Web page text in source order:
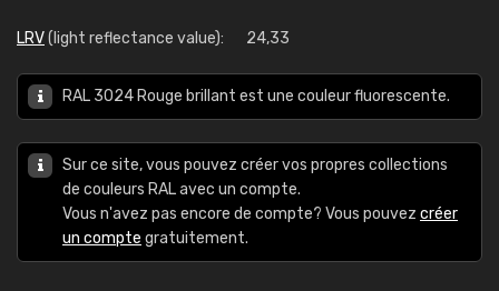
LRV(light reflectance value): 24,33
RAL 3024 Rouge brillant est une couleur fluorescente.
Sur ce site, vous pouvez créer vos propres collections
de couleurs RAL avec un compte.
Vous n'avez pas encore de compte? Vous pouvez créer
un compte gratuitement.